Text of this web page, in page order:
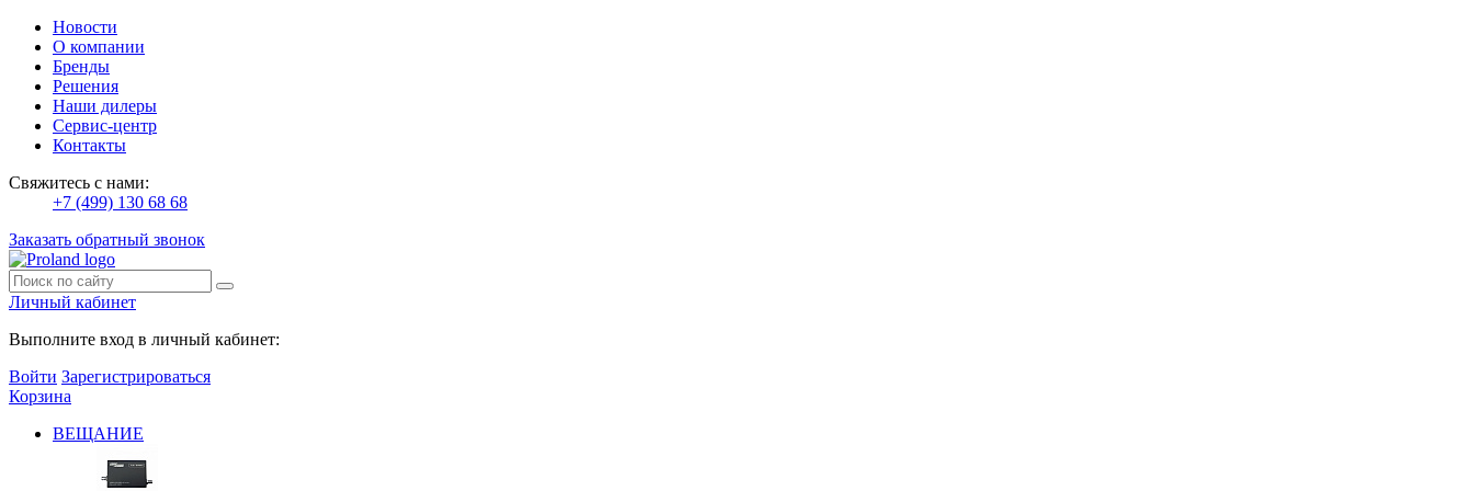
Новости
О компании
Бренды
Решения
Наши дилеры
Сервис-центр
Контакты
Свяжитесь с нами:
+7 (499) 130 68 68
Заказать обратный звонок
Личный кабинет
Выполните вход в личный кабинет:
Войти Зарегистрироваться
Корзина
ВЕЩАНИЕ